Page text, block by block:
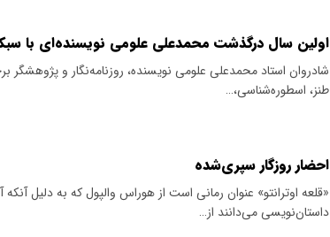
اولین سال درگذشت محمدعلی علومی نویسنده‌ای با
شادروان استاد محمدعلی علومی نویسنده، روزنامه‌نگار و پژوهشگر
طنز، اسطوره‌شناسی،…
احضار روزگار سپری‌شده
«قلعه اوترانتو» عنوان رمانی است از هوراس والپول که به دلیل آنکه
داستان‌نویسی می‌دانند از…